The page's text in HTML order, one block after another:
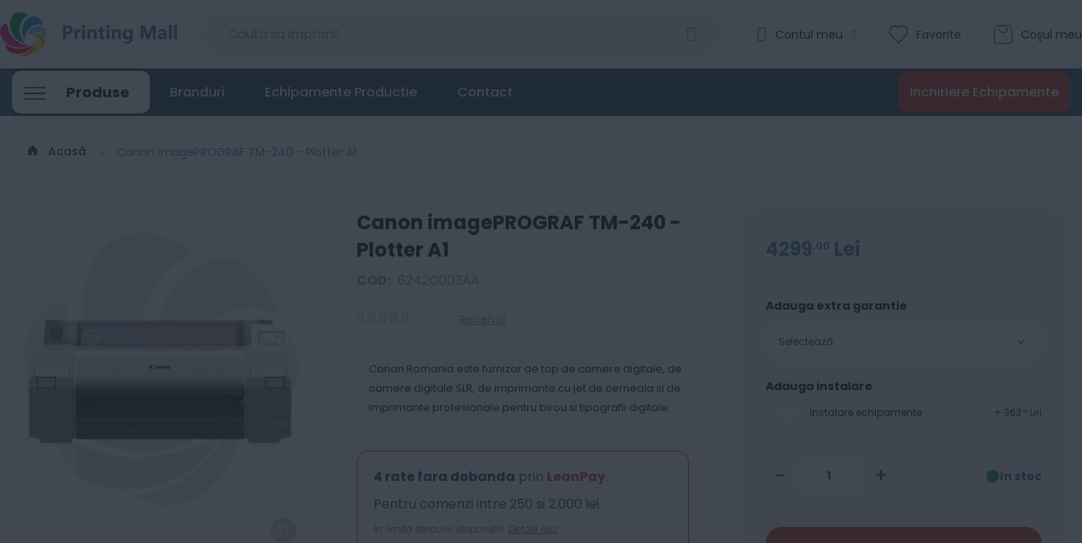
Coșul meu
Favorite
Contul meu
Produse Inchiriere Echipamente
Branduri Echipamente Productie Contact
Acasă Canon imagePROGRAF TM-240 - Plotter A1
Canon imagePROGRAF TM-240 -
Plotter A1
Canon Romania este furnizor de top de camere digitale, de
camere digitale SLR, de imprimante cu jet de cerneala si de
imprimante profesionale pentru birou si tipografii digitale.
4 rate fara dobanda prin LeanPay.
Pentru comenzi intre 250 si 2.000 lei.
In limita stocului disponibil. Detalii aici
4299 00 Lei
Adauga extra garantie
Selectează
Adauga instalare
Instalare echipamente + 363 Lei
- + în stoc
Canon imagePROGRAF TM-240 - Plotter A1
Evaluare:
0
% of 100
Recenzii
4299 00 Lei Adaugă în coș